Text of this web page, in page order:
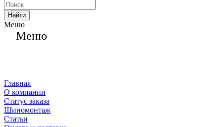
Найти
Меню
Меню
Главная
О компании
Статус заказа
Шиномонтаж
Статьи